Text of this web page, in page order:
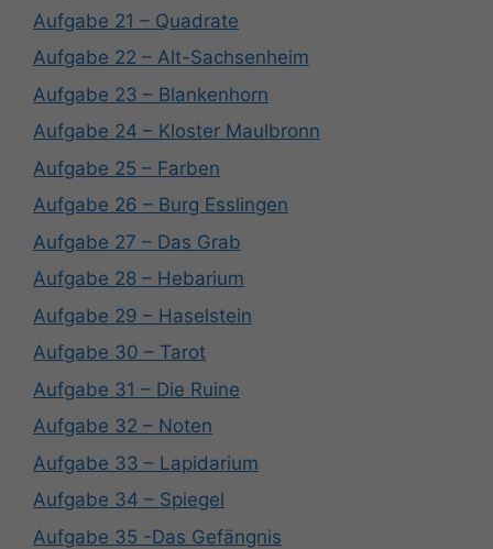
Aufgabe 21 – Quadrate
Aufgabe 22 – Alt-Sachsenheim
Aufgabe 23 – Blankenhorn
Aufgabe 24 – Kloster Maulbronn
Aufgabe 25 – Farben
Aufgabe 26 – Burg Esslingen
Aufgabe 27 – Das Grab
Aufgabe 28 – Hebarium
Aufgabe 29 – Haselstein
Aufgabe 30 – Tarot
Aufgabe 31 – Die Ruine
Aufgabe 32 – Noten
Aufgabe 33 – Lapidarium
Aufgabe 34 – Spiegel
Aufgabe 35 -Das Gefängnis